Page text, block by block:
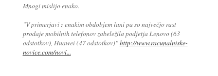
Mnogi mislijo enako.
"V primerjavi z enakim obdobjem lani pa so največjo rast
prodaje mobilnih telefonov zabeležila podjetja Lenovo (63
odstotkov), Huawei (47 odstotkov)"http://www.racunalniske-
novice.com/novi...